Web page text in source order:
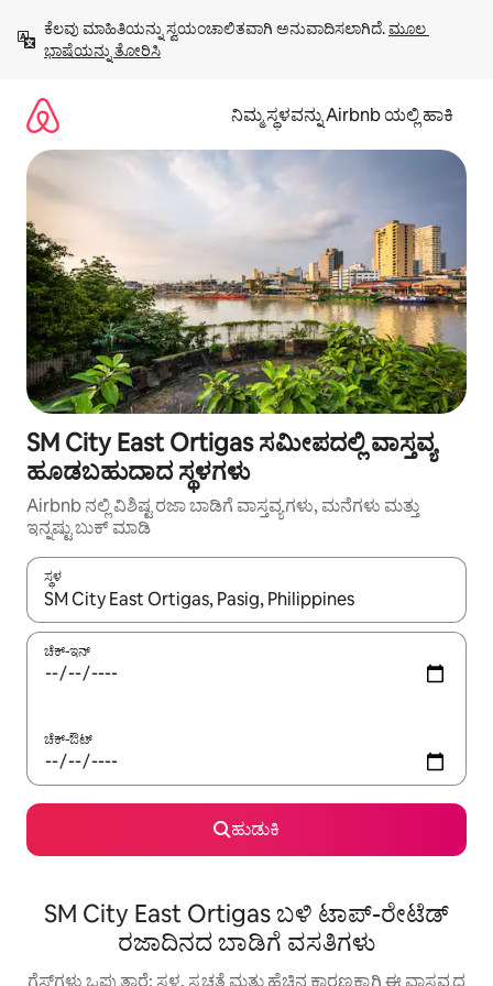
ಹೋಗಿ
ಕೆಲವು ಮಾಹಿತಿಯನ್ನು ಸ್ವಯಂಚಾಲಿತವಾಗಿ ಅನುವಾದಿಸಲಾಗಿದೆ. ಮೂಲ
ಭಾಷೆಯನ್ನು ತೋರಿಸಿ
ನಿಮ್ಮ ಸ್ಥಳವನ್ನು Airbnb ಯಲ್ಲಿ ಹಾಕಿ
SM City East Ortigas ಸಮೀಪದಲ್ಲಿ ವಾಸ್ತವ್ಯ
ಹೂಡಬಹುದಾದ ಸ್ಥಳಗಳು
Airbnb ನಲ್ಲಿ ವಿಶಿಷ್ಟ ರಜಾ ಬಾಡಿಗೆ ವಾಸ್ತವ್ಯಗಳು, ಮನೆಗಳು ಮತ್ತು
ಇನ್ನಷ್ಟು ಬುಕ್ ಮಾಡಿ
ಸ್ಥಳ
ಫಲಿತಾಂಶಗಳು ಲಭ್ಯವಿರುವಾಗ, ಅಪ್ ಮತ್ತು ಡೌನ್ ಬಾಣದ ಕೀಲಿಗಳೊಂದಿಗೆ
ಚೆಕ್-ಇನ್
ಚೆಕ್-ಔಟ್
ಹುಡುಕಿ
SM City East Ortigas ಬಳಿ ಟಾಪ್-ರೇಟೆಡ್
ರಜಾದಿನದ ಬಾಡಿಗೆ ವಸತಿಗಳು
ಗೆಸ್ಟ್‌ಗಳು ಒಪ್ಪುತ್ತಾರೆ: ಸ್ಥಳ, ಸ್ವಚ್ಛತೆ ಮತ್ತು ಹೆಚ್ಚಿನ ಕಾರಣಕ್ಕಾಗಿ ಈ ವಾಸ್ತವ್ಯದ